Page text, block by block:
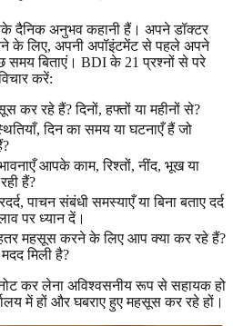
दैनिक अनुभव कहानी हैं। अपने डॉक्टर
के लिए, अपनी अपॉइंटमेंट से पहले अपने
समय बिताएं। BDI के 21 प्रश्नों से परे
करें:
रहे हैं? दिनों, हफ्तों या महीनों से?
दिन का समय या घटनाएँ हैं जो
आपके काम, रिश्तों, नींद, भूख या
हैं?
पाचन संबंधी समस्याएँ या बिना बताए दर्द
पर ध्यान दें।
महसूस करने के लिए आप क्या कर रहे हैं?
मिली है?
कर लेना अविश्वसनीय रूप से सहायक हो
में हों और घबराए हुए महसूस कर रहे हों।